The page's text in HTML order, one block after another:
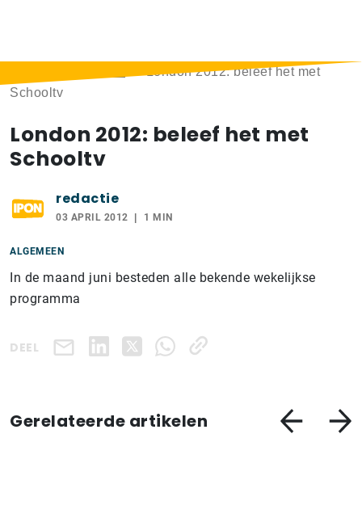
London 2012: beleef het met
Schooltv
London 2012: beleef het met
Schooltv
redactie
03 APRIL 2012 1 MIN
ALGEMEEN
In de maand juni besteden alle bekende wekelijkse
programma
DEEL
Gerelateerde artikelen